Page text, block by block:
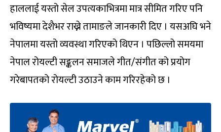
हाललाई यस्तो सेल उपत्यकाभित्रमा मात्र सीमित गरिए पनि
भविष्यमा देशैभर राख्ने तामाङले जानकारी दिए । यसअघि भने
नेपालमा यस्तो व्यवस्था गरिएको थिएन । पछिल्लो समयमा
नेपाल रोयल्टी सङ्कलन समाजले गीत/संगीत को प्रयोग
गरेबापतको रोयल्टी उठाउने काम गरिरहेको छ ।